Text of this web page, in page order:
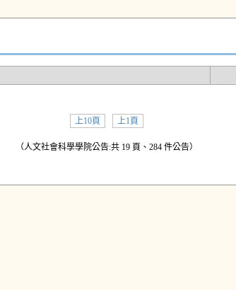
上10頁 上1頁
（人文社會科學學院公告:共 19 頁、284 件公告）